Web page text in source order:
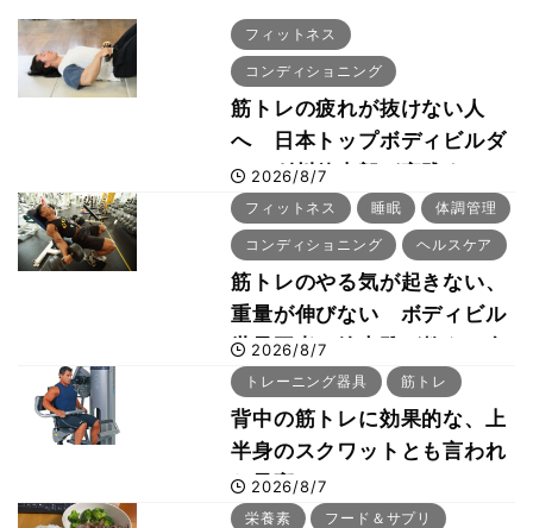
フィットネス
コンディショニング
筋トレの疲れが抜けない人
へ 日本トップボディビルダ
ー・刈川啓志郎が実践する
「回復習慣」
2026/8/7
フィットネス 睡眠 体調管理
コンディショニング ヘルスケア
筋トレのやる気が起きない、
重量が伸びない ボディビル
世界王者・鈴木雅が教える食
事・睡眠・呼吸の整え方
2026/8/7
トレーニング器具 筋トレ
背中の筋トレに効果的な、上
半身のスクワットとも言われ
た最高マシン“ノーチラス・
プルオーバーマシン”とは？
2026/8/7
栄養素 フード＆サプリ